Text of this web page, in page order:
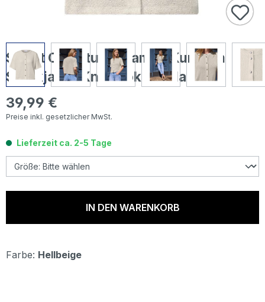
Street One Studio Damen Kurzarm
Strickjacke Knit Look vanilla sand
Regulärer Preis:
39,99 €
Preise inkl. gesetzlicher MwSt.
Lieferzeit ca. 2-5 Tage
IN DEN WARENKORB
Farbe: Hellbeige